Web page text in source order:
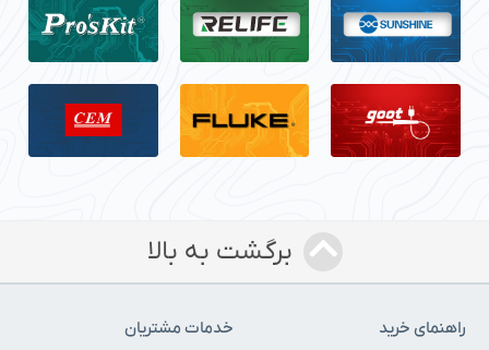
برگشت به بالا
راهنمای خرید خدمات مشتریان